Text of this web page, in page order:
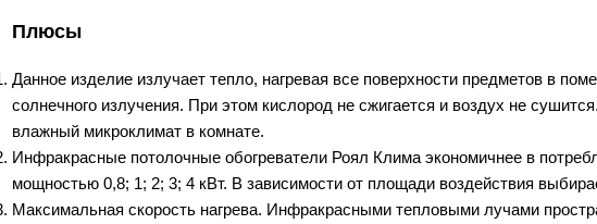
Плюсы
Данное изделие излучает тепло, нагревая все поверхности предметов в
солнечного излучения. При этом кислород не сжигается и воздух не
влажный микроклимат в комнате.
Инфракрасные потолочные обогреватели Роял Клима экономичнее в
мощностью 0,8; 1; 2; 3; 4 кВт. В зависимости от площади воздействия
Максимальная скорость нагрева. Инфракрасными тепловыми лучами